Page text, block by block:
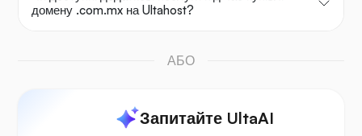
домену .com.mx на Ultahost?
АБО
Запитайте UltaAI